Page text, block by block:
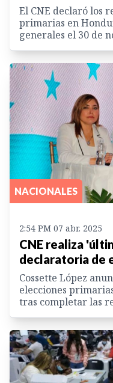
El CNE declaró los
primarias en
generales el 30 de
NACIONALES
2:54 PM 07 abr. 2025
CNE realiza
declaratoria de
Cossette López
elecciones
tras completar las